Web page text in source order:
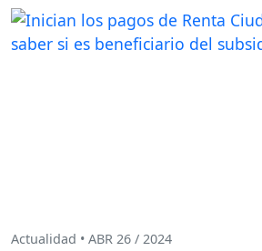
Actualidad • ABR 26 / 2024